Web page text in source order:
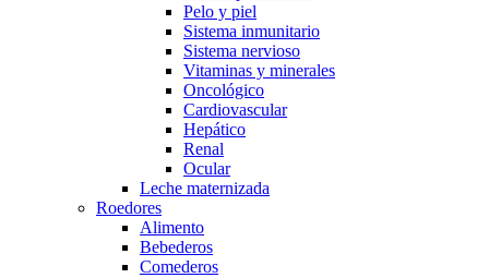
Pelo y piel
Sistema inmunitario
Sistema nervioso
Vitaminas y minerales
Oncológico
Cardiovascular
Hepático
Renal
Ocular
Leche maternizada
Roedores
Alimento
Bebederos
Comederos